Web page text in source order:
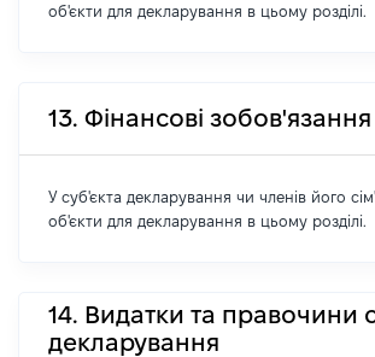
об'єкти для декларування в цьому розділі.
13. Фінансові зобов'язання
У суб'єкта декларування чи членів його
об'єкти для декларування в цьому розділі.
14. Видатки та правочини
декларування